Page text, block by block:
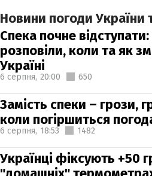
Новини погоди України
Спека почне
розповіли, коли та як
Україні
6 серпня, 20:00 650
Замість спеки – грози,
коли погіршиться
6 серпня, 18:53 1482
Українці фіксують +50